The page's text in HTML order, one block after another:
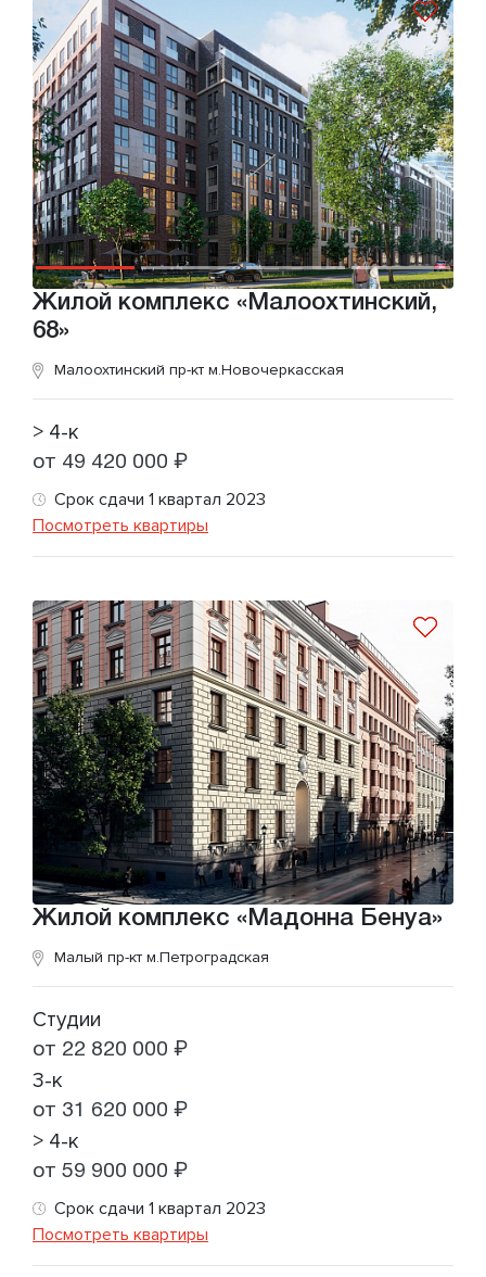
Жилой комплекс «Малоохтинский,
68»
Малоохтинский пр-кт м.Новочеркасская
> 4-к
от 49 420 000 ₽
Срок сдачи 1 квартал 2023
Посмотреть квартиры
Жилой комплекс «Мадонна Бенуа»
Малый пр-кт м.Петроградская
Студии
от 22 820 000 ₽
3-к
от 31 620 000 ₽
> 4-к
от 59 900 000 ₽
Срок сдачи 1 квартал 2023
Посмотреть квартиры